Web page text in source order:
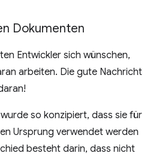
Dokumenten
Entwickler sich wünschen,
arbeiten. Die gute Nachricht
so konzipiert, dass sie für
Ursprung verwendet werden
besteht darin, dass nicht